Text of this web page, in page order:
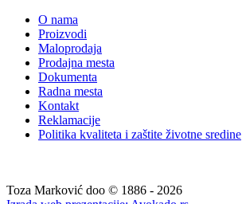
O nama
Proizvodi
Maloprodaja
Prodajna mesta
Dokumenta
Radna mesta
Kontakt
Reklamacije
Politika kvaliteta i zaštite životne sredine
Toza Marković doo © 1886 - 2026